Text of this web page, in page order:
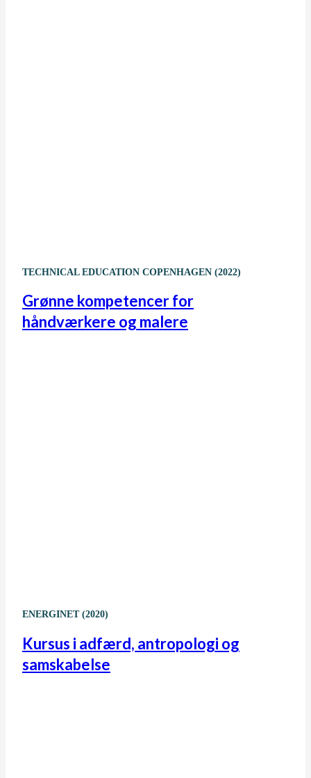
TECHNICAL EDUCATION COPENHAGEN (2022)
Grønne kompetencer for
håndværkere og malere
ENERGINET (2020)
Kursus i adfærd, antropologi og
samskabelse